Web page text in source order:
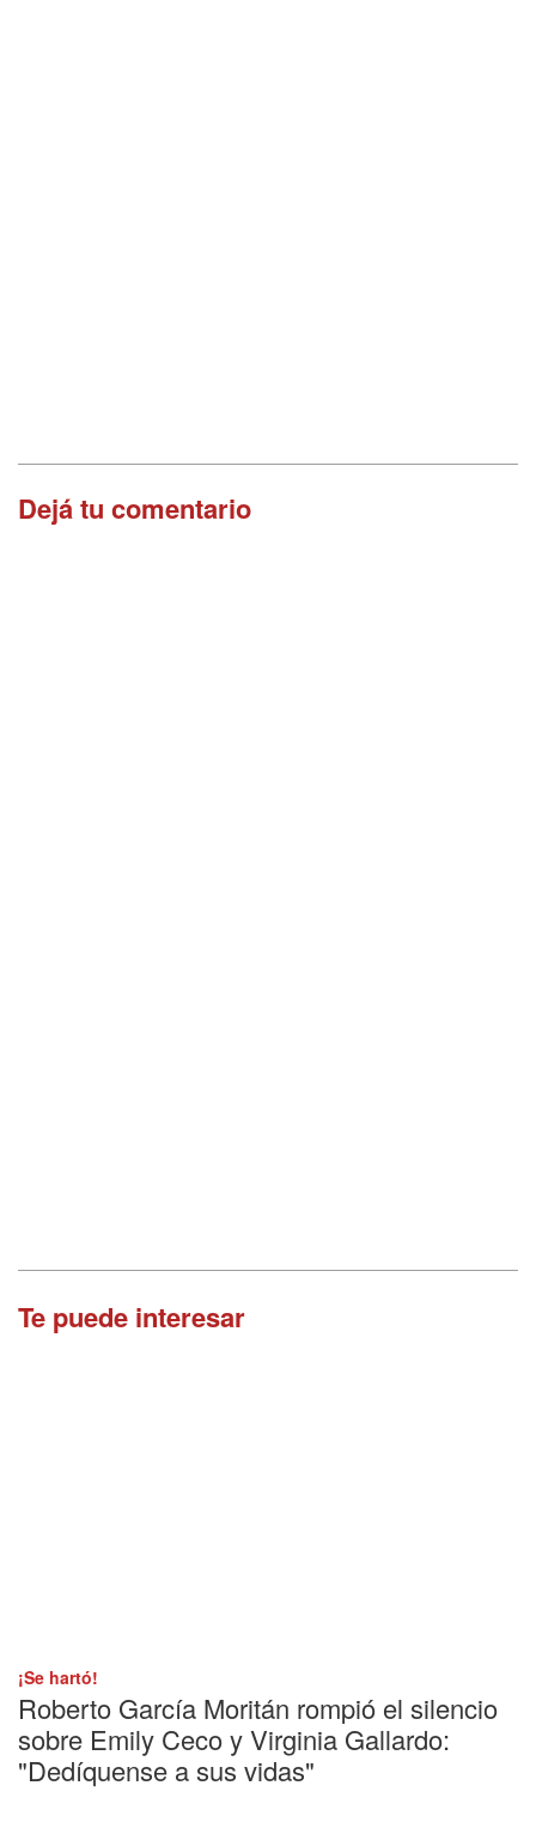
Dejá tu comentario
Te puede interesar
¡Se hartó!
Roberto García Moritán rompió el silencio
sobre Emily Ceco y Virginia Gallardo:
"Dedíquense a sus vidas"